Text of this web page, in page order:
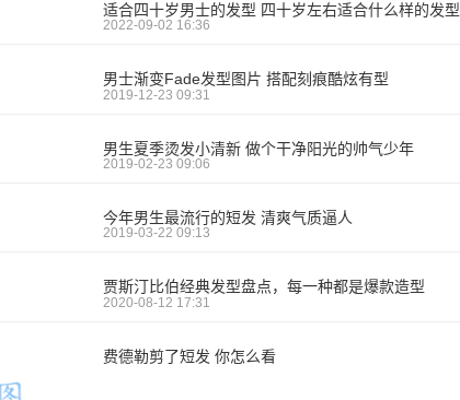
适合四十岁男士的发型 四十岁左右适合什么样的发型
2022-09-02 16:36
男士渐变Fade发型图片 搭配刻痕酷炫有型
2019-12-23 09:31
男生夏季烫发小清新 做个干净阳光的帅气少年
2019-02-23 09:06
今年男生最流行的短发 清爽气质逼人
2019-03-22 09:13
贾斯汀比伯经典发型盘点，每一种都是爆款造型
2020-08-12 17:31
费德勒剪了短发 你怎么看